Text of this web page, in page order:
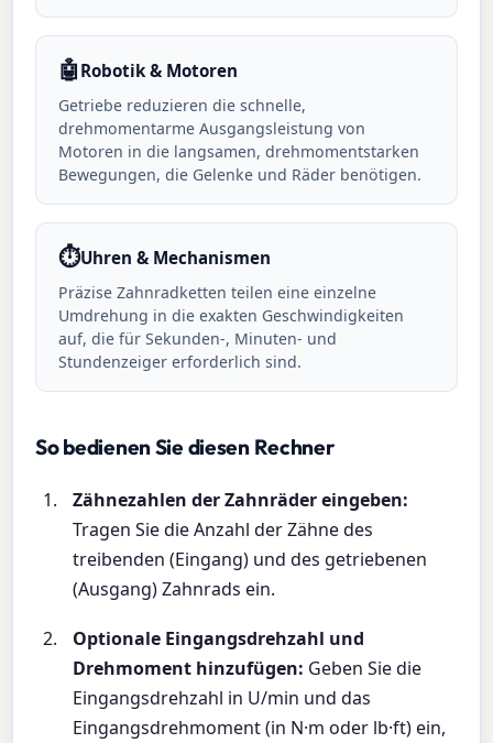
🤖 Robotik & Motoren
Getriebe reduzieren die schnelle,
drehmomentarme Ausgangsleistung von
Motoren in die langsamen, drehmomentstarken
Bewegungen, die Gelenke und Räder benötigen.
⏱️Uhren & Mechanismen
Präzise Zahnradketten teilen eine einzelne
Umdrehung in die exakten Geschwindigkeiten
auf, die für Sekunden-, Minuten- und
Stundenzeiger erforderlich sind.
So bedienen Sie diesen Rechner
Zähnezahlen der Zahnräder eingeben:
Tragen Sie die Anzahl der Zähne des
treibenden (Eingang) und des getriebenen
(Ausgang) Zahnrads ein.
Optionale Eingangsdrehzahl und
Drehmoment hinzufügen: Geben Sie die
Eingangsdrehzahl in U/min und das
Eingangsdrehmoment (in N·m oder lb·ft) ein,